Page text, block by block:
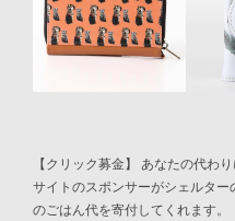
【クリック募金】 あなたの代わ
サイトのスポンサーがシェルター
のごはん代を寄付してくれます。